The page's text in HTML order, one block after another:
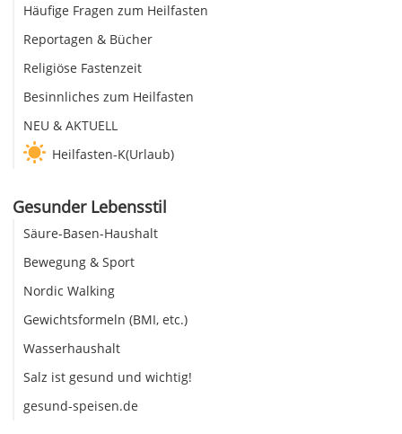
Häufige Fragen zum Heilfasten
Reportagen & Bücher
Religiöse Fastenzeit
Besinnliches zum Heilfasten
NEU & AKTUELL
Heilfasten-K(Urlaub)
Gesunder Lebensstil
Säure-Basen-Haushalt
Bewegung & Sport
Nordic Walking
Gewichtsformeln (BMI, etc.)
Wasserhaushalt
Salz ist gesund und wichtig!
gesund-speisen.de